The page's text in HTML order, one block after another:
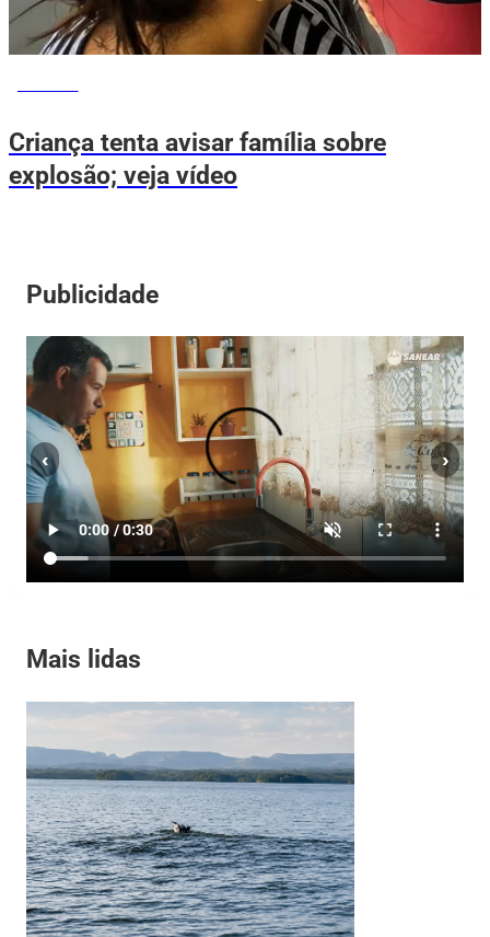
Criança tenta avisar família sobre
explosão; veja vídeo
Publicidade
‹ ›
Mais lidas